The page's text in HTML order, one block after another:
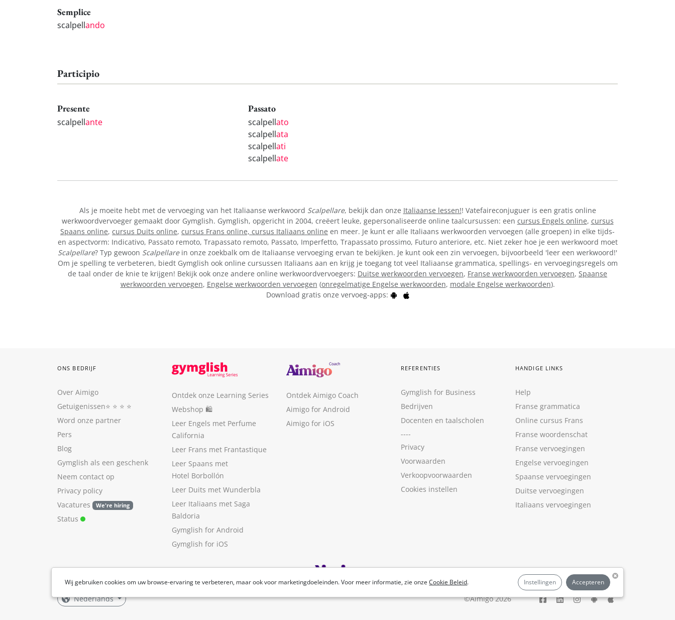
Semplice
scalpellando
Participio
Presente
scalpellante
Passato
scalpellato
scalpellata
scalpellati
scalpellate
Als je moeite hebt met de vervoeging van het Italiaanse werkwoord Scalpellare, bekijk dan onze Italiaanse lessen!! Vatefaireconjuguer is een gratis online
werkwoordvervoeger gemaakt door Gymglish. Gymglish, opgericht in 2004, creëert leuke, gepersonaliseerde online taalcursussen: een cursus Engels online, cursus
Spaans online, cursus Duits online, cursus Frans online, cursus Italiaans online en meer. Je kunt er alle Italiaans werkwoorden vervoegen (alle groepen) in elke tijds-
en aspectvorm: Indicativo, Passato remoto, Trapassato remoto, Passato, Imperfetto, Trapassato prossimo, Futuro anteriore, etc. Niet zeker hoe je een werkwoord moet
Scalpellare? Typ gewoon Scalpellarein onze zoekbalk om de Italiaanse vervoeging ervan te bekijken. Je kunt ook een zin vervoegen, bijvoorbeeld 'leer een werkwoord!'
Om je spelling te verbeteren, biedt Gymglish ook online cursussen Italiaans aan en krijg je toegang tot veel Italiaanse grammatica, spellings- en vervoegingsregels om
de taal onder de knie te krijgen! Bekijk ook onze andere online werkwoordvervoegers: Duitse werkwoorden vervoegen, Franse werkwoorden vervoegen, Spaanse
werkwoorden vervoegen, Engelse werkwoorden vervoegen (onregelmatige Engelse werkwoorden, modale Engelse werkwoorden).
Download gratis onze vervoeg-apps:
Wij gebruiken cookies om uw browse-ervaring te verbeteren, maar ook voor marketingdoeleinden. Voor meer informatie, zie onzeCookie Beleid. Instellingen Accepteren
ONS BEDRIJF
Over Aimigo
Getuigenissen⭐️ ⭐️ ⭐️ ⭐️
Word onze partner
Pers
Blog
Gymglish als een geschenk
Neem contact op
Privacy policy
Vacatures
We're hiring
Status
Ontdek onze Learning Series
Webshop 🛍
Leer Engels met Perfume
California
Leer Frans met Frantastique
Leer Spaans met
Hotel Borbollón
Leer Duits met Wunderbla
Leer Italiaans met Saga
Baldoria
Gymglish for Android
Gymglish for iOS
Ontdek Aimigo Coach
Aimigo for Android
Aimigo for iOS
REFERENTIES
Gymglish for Business
Bedrijven
Docenten en taalscholen
----
Privacy
Voorwaarden
Verkoopvoorwaarden
Cookies instellen
HANDIGE LINKS
Help
Franse grammatica
Online cursus Frans
Franse woordenschat
Franse vervoegingen
Engelse vervoegingen
Spaanse vervoegingen
Duitse vervoegingen
Italiaans vervoegingen
Nederlands ©Aimigo 2026